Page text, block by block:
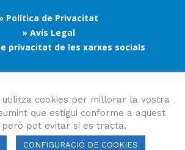
Política de Privacitat
» Avís Legal
privacitat de les xarxes socials
Segueix-nos
cookies per millorar la vostra
que estigui conforme a aquest
però pot evitar si es tracta.
CONFIGURACIÓ DE COOKIES